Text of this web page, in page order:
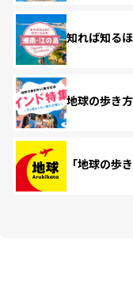
知れば知る
地球の歩き
「地球の歩